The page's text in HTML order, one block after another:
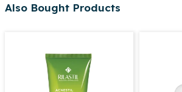
Also Bought Products